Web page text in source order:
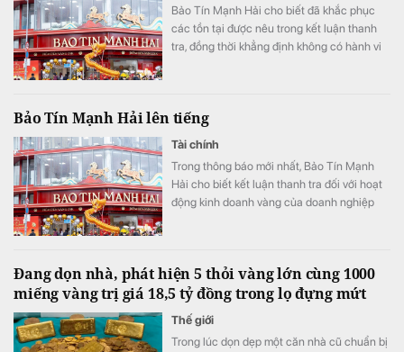
Bảo Tín Mạnh Hải cho biết đã khắc phục
các tồn tại được nêu trong kết luận thanh
tra, đồng thời khẳng định không có hành vi
Bảo Tín Mạnh Hải lên tiếng
Tài chính
Trong thông báo mới nhất, Bảo Tín Mạnh
Hải cho biết kết luận thanh tra đối với hoạt
động kinh doanh vàng của doanh nghiệp
Đang dọn nhà, phát hiện 5 thỏi vàng lớn cùng 1000
miếng vàng trị giá 18,5 tỷ đồng trong lọ đựng mứt
Thế giới
Trong lúc dọn dẹp một căn nhà cũ chuẩn bị